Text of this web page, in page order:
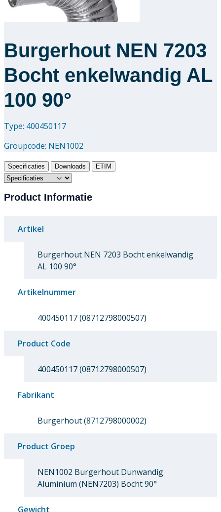
Contact
Burgerhout NEN 7203
Bocht enkelwandig AL
100 90°
Type: 400450117
Groupcode: NEN1002
Specificaties Downloads ETIM
Product Informatie
Artikel
Burgerhout NEN 7203 Bocht enkelwandig
AL 100 90°
Artikelnummer
400450117 (08712798000507)
Product Code
400450117 (08712798000507)
Fabrikant
Burgerhout (8712798000002)
Product Groep
NEN1002 Burgerhout Dunwandig
Aluminium (NEN7203) Bocht 90°
Gewicht